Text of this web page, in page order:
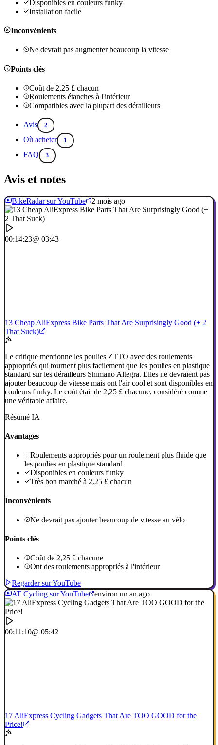
Disponibles en couleurs funky
Installation facile
Inconvénients
Ne devrait pas augmenter beaucoup la vitesse
Points clés
Coût de 2,25 £ chacun
Roulements étanches à l'intérieur
Compatibles avec la plupart des dérailleurs
Avis 2
Où acheter 1
FAQ 3
Avis et notes
BikeRadar sur YouTube 2 mois ago
00:14:23@ 03:43
13 Cheap AliExpress Bike Parts That Are Surprisingly Good (+ 2
That Suck)
Le critique mentionne les poulies ZTTO avec des roulements
appropriés qui tournent plus facilement que les poulies en plastique
standard sur les dérailleurs Shimano Altegra. Elles ne devraient pas
ajouter beaucoup de vitesse mais ont l'air cool et sont disponibles en
couleurs funky. Le coût était de 2,25 £ chacune, considéré comme
une véritable affaire.
Résumé IA
Avantages
Roulements appropriés pour un roulement plus fluide que
les poulies en plastique standard
Disponibles en couleurs funky
Très bon marché à 2,25 £ chacun
Inconvénients
Ne devrait pas ajouter beaucoup de vitesse au vélo
Points clés
Coût de 2,25 £ chacune
Ont des roulements appropriés à l'intérieur
Regarder sur YouTube
AT Cycling sur YouTube
environ un an ago
00:11:10@ 05:42
17 AliExpress Cycling Gadgets That Are TOO GOOD for the
Price!